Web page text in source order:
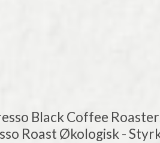
Black Coffee
Roast Økologisk -